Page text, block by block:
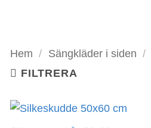
Hem / Sängkläder i siden /
FILTRERA